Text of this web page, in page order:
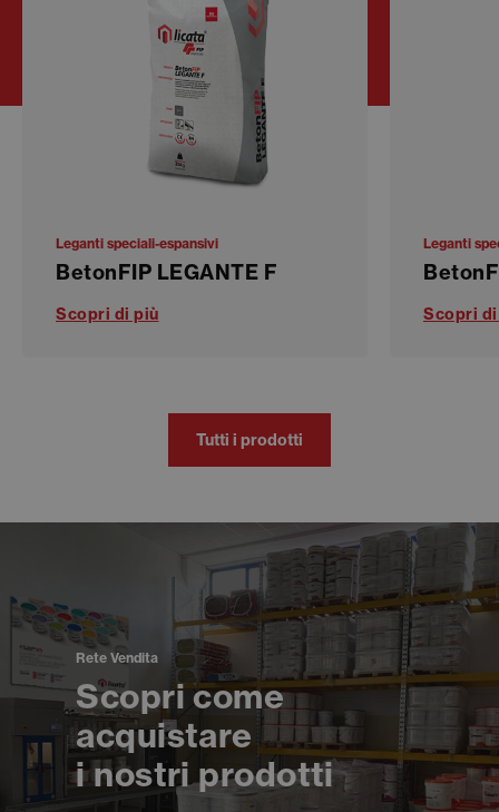
Leganti speciali-espansivi
BetonFIP LEGANTE F
Scopri di più
Leganti
Scopri
Tutti i prodotti
Rete Vendita
Scopri come
acquistare
i nostri prodotti